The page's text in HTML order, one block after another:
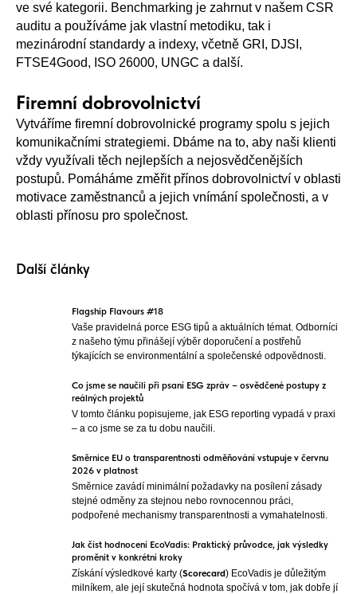
ve své kategorii. Benchmarking je zahrnut v našem CSR
auditu a používáme jak vlastní metodiku, tak i
mezinárodní standardy a indexy, včetně GRI, DJSI,
FTSE4Good, ISO 26000, UNGC a další.
Firemní dobrovolnictví
Vytváříme firemní dobrovolnické programy spolu s jejich
komunikačními strategiemi. Dbáme na to, aby naši klienti
vždy využívali těch nejlepších a nejosvědčenějších
postupů. Pomáháme změřit přínos dobrovolnictví v oblasti
motivace zaměstnanců a jejich vnímání společnosti, a v
oblasti přínosu pro společnost.
Další články
Flagship Flavours #18
Vaše pravidelná porce ESG tipů a aktuálních témat. Odborníci
z našeho týmu přinášejí výběr doporučení a postřehů
týkajících se environmentální a společenské odpovědnosti.
Co jsme se naučili při psaní ESG zpráv – osvědčené postupy z
reálných projektů
V tomto článku popisujeme, jak ESG reporting vypadá v praxi
– a co jsme se za tu dobu naučili.
Směrnice EU o transparentnosti odměňování vstupuje v červnu
2026 v platnost
Směrnice zavádí minimální požadavky na posílení zásady
stejné odměny za stejnou nebo rovnocennou práci,
podpořené mechanismy transparentnosti a vymahatelnosti.
Jak číst hodnocení EcoVadis: Praktický průvodce, jak výsledky
proměnit v konkrétní kroky
Získání výsledkové karty (Scorecard) EcoVadis je důležitým
milníkem, ale její skutečná hodnota spočívá v tom, jak dobře jí